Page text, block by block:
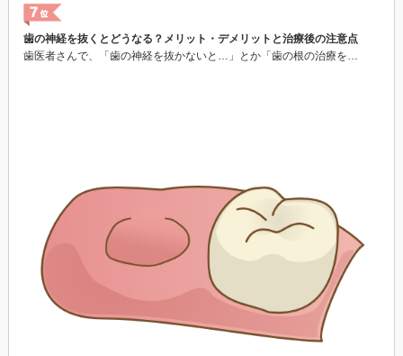
歯の神経を抜くとどうなる？メリット・デメリットと治療後の注意点
歯医者さんで、「歯の神経を抜かないと…」とか「歯の根の治療を…